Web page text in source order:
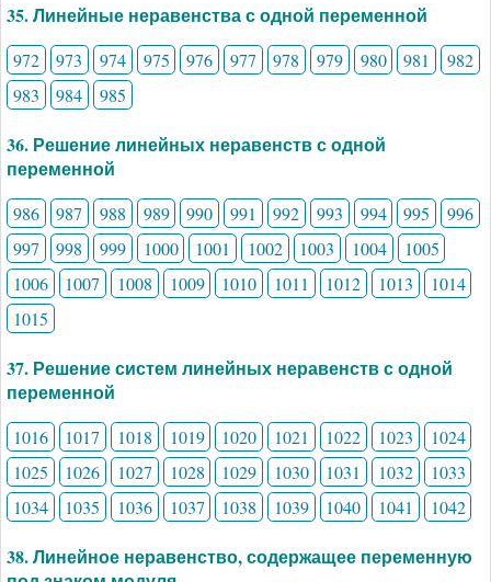
35. Линейные неравенства с одной переменной
972 973 974 975 976 977 978 979 980 981
982
983
984 985
36. Решение линейных неравенств с одной
переменной
986 987 988 989 990 991 992 993 994 995
996
997
998 999 1000 1001 1002 1003 1004
1005
1006
1007 1008 1009 1010 1011 1012 1013
1014
1015
37. Решение систем линейных неравенств с одной
переменной
1016 1017 1018 1019 1020 1021 1022 1023
1024
1025
1026 1027 1028 1029 1030 1031 1032
1033
1034
1035 1036 1037 1038 1039 1040 1041 1042
38. Линейное неравенство, содержащее переменную